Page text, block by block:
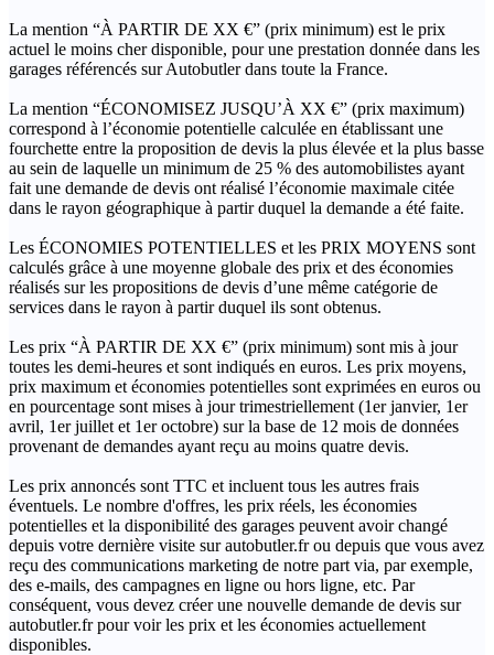
La mention “À PARTIR DE XX €” (prix minimum) est le prix
actuel le moins cher disponible, pour une prestation donnée dans les
garages référencés sur Autobutler dans toute la France.
La mention “ÉCONOMISEZ JUSQU’À XX €” (prix maximum)
correspond à l’économie potentielle calculée en établissant une
fourchette entre la proposition de devis la plus élevée et la plus basse
au sein de laquelle un minimum de 25 % des automobilistes ayant
fait une demande de devis ont réalisé l’économie maximale citée
dans le rayon géographique à partir duquel la demande a été faite.
Les ÉCONOMIES POTENTIELLES et les PRIX MOYENS sont
calculés grâce à une moyenne globale des prix et des économies
réalisés sur les propositions de devis d’une même catégorie de
services dans le rayon à partir duquel ils sont obtenus.
Les prix “À PARTIR DE XX €” (prix minimum) sont mis à jour
toutes les demi-heures et sont indiqués en euros. Les prix moyens,
prix maximum et économies potentielles sont exprimées en euros ou
en pourcentage sont mises à jour trimestriellement (1er janvier, 1er
avril, 1er juillet et 1er octobre) sur la base de 12 mois de données
provenant de demandes ayant reçu au moins quatre devis.
Les prix annoncés sont TTC et incluent tous les autres frais
éventuels. Le nombre d'offres, les prix réels, les économies
potentielles et la disponibilité des garages peuvent avoir changé
depuis votre dernière visite sur autobutler.fr ou depuis que vous avez
reçu des communications marketing de notre part via, par exemple,
des e-mails, des campagnes en ligne ou hors ligne, etc. Par
conséquent, vous devez créer une nouvelle demande de devis sur
autobutler.fr pour voir les prix et les économies actuellement
disponibles.